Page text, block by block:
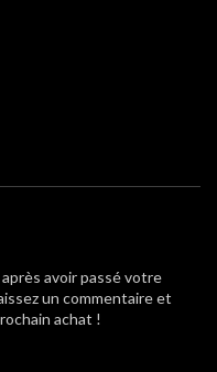
avoir passé votre
un commentaire et
achat !